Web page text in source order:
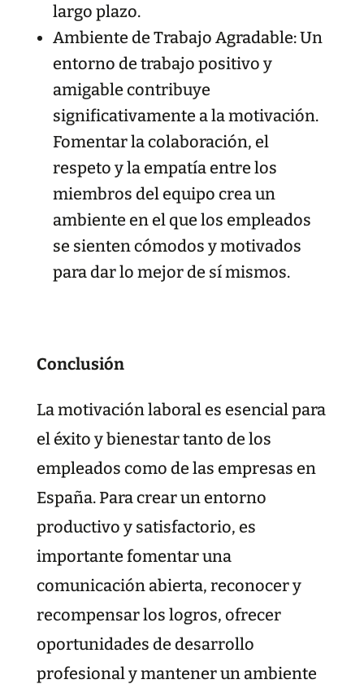
largo plazo.
Ambiente de Trabajo Agradable: Un
entorno de trabajo positivo y
amigable contribuye
significativamente a la motivación.
Fomentar la colaboración, el
respeto y la empatía entre los
miembros del equipo crea un
ambiente en el que los empleados
se sienten cómodos y motivados
para dar lo mejor de sí mismos.
Conclusión
La motivación laboral es esencial para
el éxito y bienestar tanto de los
empleados como de las empresas en
España. Para crear un entorno
productivo y satisfactorio, es
importante fomentar una
comunicación abierta, reconocer y
recompensar los logros, ofrecer
oportunidades de desarrollo
profesional y mantener un ambiente